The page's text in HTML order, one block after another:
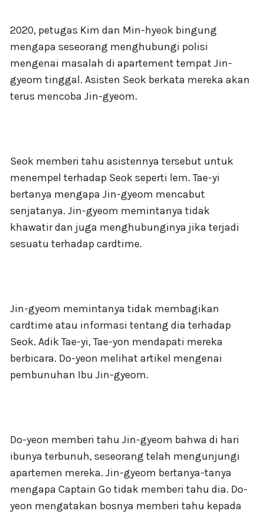
2020, petugas Kim dan Min-hyeok bingung
mengapa seseorang menghubungi polisi
mengenai masalah di apartement tempat Jin-
gyeom tinggal. Asisten Seok berkata mereka akan
terus mencoba Jin-gyeom.
Seok memberi tahu asistennya tersebut untuk
menempel terhadap Seok seperti lem. Tae-yi
bertanya mengapa Jin-gyeom mencabut
senjatanya. Jin-gyeom memintanya tidak
khawatir dan juga menghubunginya jika terjadi
sesuatu terhadap cardtime.
Jin-gyeom memintanya tidak membagikan
cardtime atau informasi tentang dia terhadap
Seok. Adik Tae-yi, Tae-yon mendapati mereka
berbicara. Do-yeon melihat artikel mengenai
pembunuhan Ibu Jin-gyeom.
Do-yeon memberi tahu Jin-gyeom bahwa di hari
ibunya terbunuh, seseorang telah mengunjungi
apartemen mereka. Jin-gyeom bertanya-tanya
mengapa Captain Go tidak memberi tahu dia. Do-
yeon mengatakan bosnya memberi tahu kepada